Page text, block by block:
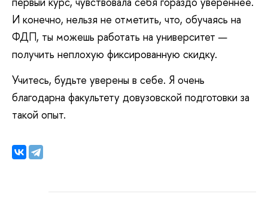
И конечно, нельзя не отметить, что, обучаясь на
ФДП, ты можешь работать на университет —
получить неплохую фиксированную скидку.
Учитесь, будьте уверены в себе. Я очень
благодарна факультету довузовской подготовки за
такой опыт.